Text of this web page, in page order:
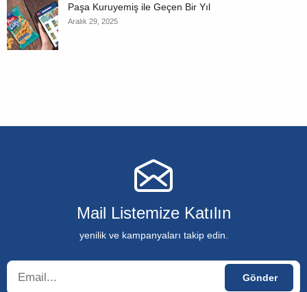
Paşa Kuruyemiş ile Geçen Bir Yıl
Aralık 29, 2025
Mail Listemize Katılın
yenilik ve kampanyaları takip edin.